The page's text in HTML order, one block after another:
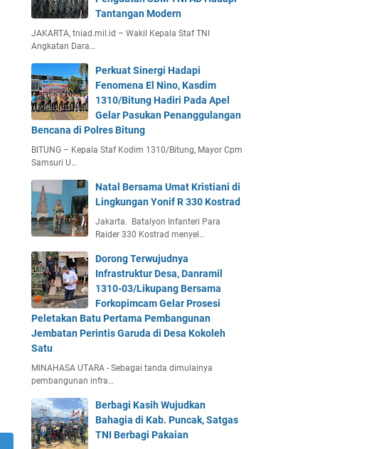
Tantangan Modern
JAKARTA, tniad.mil.id – Wakil Kepala Staf TNI
Angkatan Dara…
Perkuat Sinergi Hadapi
Fenomena El Nino, Kasdim
1310/Bitung Hadiri Pada Apel
Gelar Pasukan Penanggulangan
Bencana di Polres Bitung
BITUNG – Kepala Staf Kodim 1310/Bitung, Mayor Cpm
Samsuri U…
Natal Bersama Umat Kristiani di
Lingkungan Yonif R 330 Kostrad
Jakarta. Batalyon Infanteri Para
Raider 330 Kostrad menyel…
Dorong Terwujudnya
Infrastruktur Desa, Danramil
1310-03/Likupang Bersama
Forkopimcam Gelar Prosesi
Peletakan Batu Pertama Pembangunan
Jembatan Perintis Garuda di Desa Kokoleh
Satu
MINAHASA UTARA - Sebagai tanda dimulainya
pembangunan infra…
Berbagi Kasih Wujudkan
Bahagia di Kab. Puncak, Satgas
TNI Berbagi Pakaian